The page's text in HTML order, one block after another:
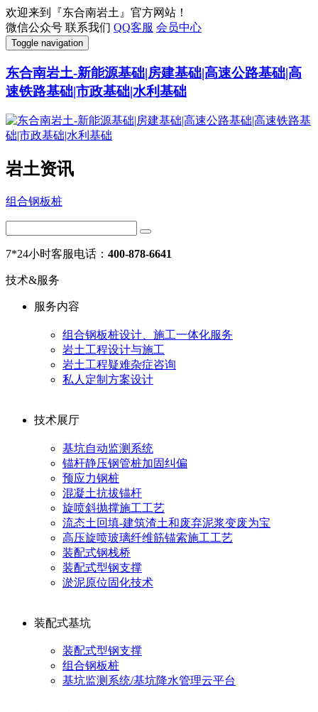
欢迎来到『东合南岩土』官方网站！
微信公众号 联系我们 QQ客服 会员中心
Toggle navigation
东合南岩土-新能源基础|房建基础|高速公路基础|高
速铁路基础|市政基础|水利基础
岩土资讯
组合钢板桩
7*24小时客服电话： 400-878-6641
技术&服务
服务内容
组合钢板桩设计、施工一体化服务
岩土工程设计与施工
岩土工程疑难杂症咨询
私人定制方案设计
技术展厅
基坑自动监测系统
锚杆静压钢管桩加固纠偏
预应力钢桩
混凝土抗拔锚杆
旋喷斜抛撑施工工艺
流态土回填-建筑渣土和废弃泥浆变废为宝
高压旋喷玻璃纤维筋锚索施工工艺
装配式钢栈桥
装配式型钢支撑
淤泥原位固化技术
装配式基坑
装配式型钢支撑
组合钢板桩
基坑监测系统/基坑降水管理云平台